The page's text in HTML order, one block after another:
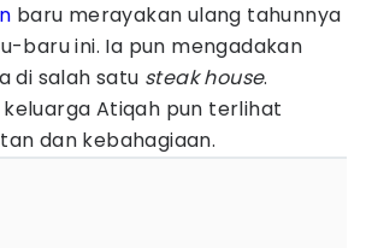
baru merayakan ulang tahunnya
baru ini. Ia pun mengadakan
di salah satu steak house.
Atiqah pun terlihat
dan kebahagiaan.